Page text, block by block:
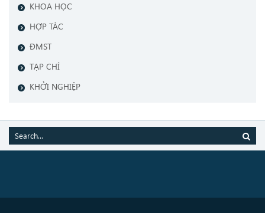
KHOA HỌC
HỢP TÁC
ĐMST
TẠP CHÍ
KHỞI NGHIỆP